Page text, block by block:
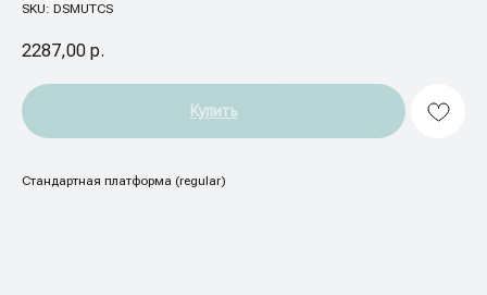
SKU: DSMUTCS
2287,00 р.
Купить
Стандартная платформа (regular)